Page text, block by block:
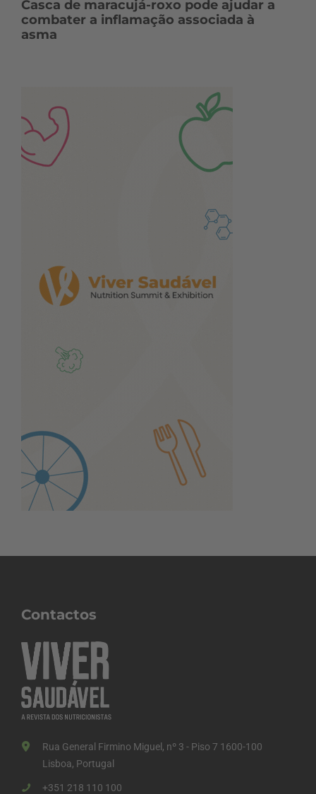
Casca de maracujá-roxo pode ajudar a
combater a inflamação associada à
asma
Contactos
Rua General Firmino Miguel, nº 3 - Piso 7 1600-100
Lisboa, Portugal
+351 218 110 100